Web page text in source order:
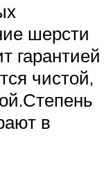
шерсти
гарантией
чистой,
в